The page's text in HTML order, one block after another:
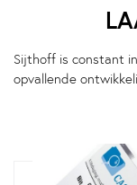
Sijthoff is constant
opvallende